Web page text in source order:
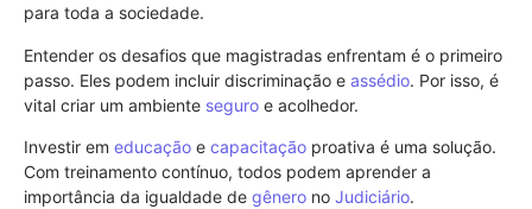
para toda a sociedade.
Entender os desafios que magistradas enfrentam é o primeiro
passo. Eles podem incluir discriminação e assédio. Por isso, é
vital criar um ambiente seguro e acolhedor.
Investir em educação e capacitação proativa é uma solução.
Com treinamento contínuo, todos podem aprender a
importância da igualdade de gênero no Judiciário.